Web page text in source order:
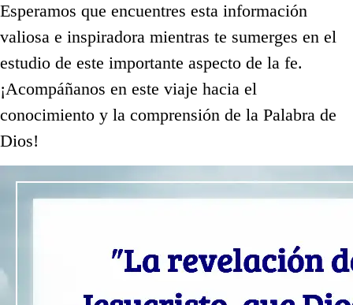
Esperamos que encuentres esta información
valiosa e inspiradora mientras te sumerges en el
estudio de este importante aspecto de la fe.
¡Acompáñanos en este viaje hacia el
conocimiento y la comprensión de la Palabra de
Dios!